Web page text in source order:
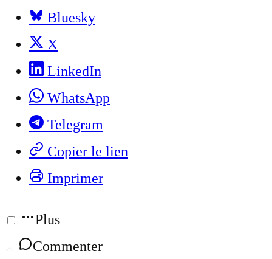
Bluesky
X
LinkedIn
WhatsApp
Telegram
Copier le lien
Imprimer
Plus
Commenter